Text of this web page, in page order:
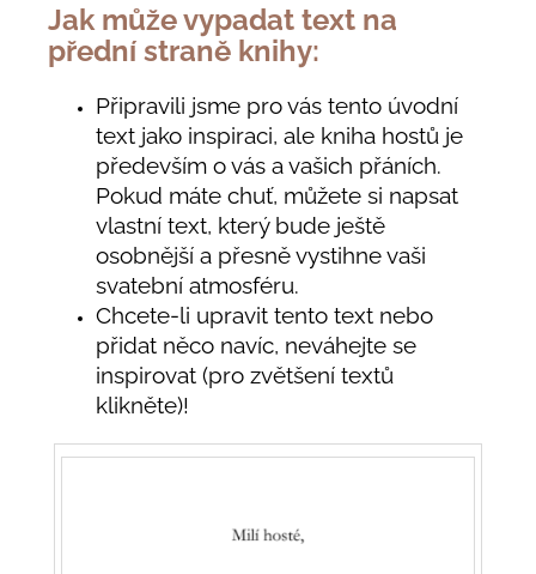
Jak může vypadat text na
přední straně knihy:
Připravili jsme pro vás tento úvodní
text jako inspiraci, ale kniha hostů je
především o vás a vašich přáních.
Pokud máte chuť, můžete si napsat
vlastní text, který bude ještě
osobnější a přesně vystihne vaši
svatební atmosféru.
Chcete-li upravit tento text nebo
přidat něco navíc, neváhejte se
inspirovat (pro zvětšení textů
klikněte)!